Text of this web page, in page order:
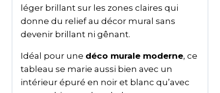
léger brillant sur les zones claires qui
donne du relief au décor mural sans
devenir brillant ni gênant.
Idéal pour une déco murale moderne, ce
tableau se marie aussi bien avec un
intérieur épuré en noir et blanc qu’avec